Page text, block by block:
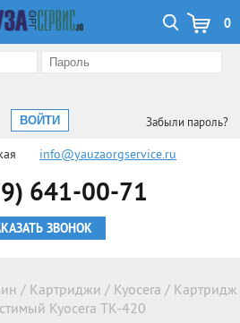
0
Забыли пароль?
info@yauzaorgservice.ru
641-00-71
ЗВОНОК
/ Картриджи / Kyocera / Картридж
Kyocera TK-420